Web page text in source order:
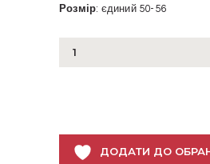
Розмір: єдиний 50-56
сукня
ДОДАТИ ДО